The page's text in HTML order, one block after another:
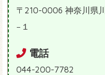
〒210-0006 神奈川県
−１
電話
044-200-7782